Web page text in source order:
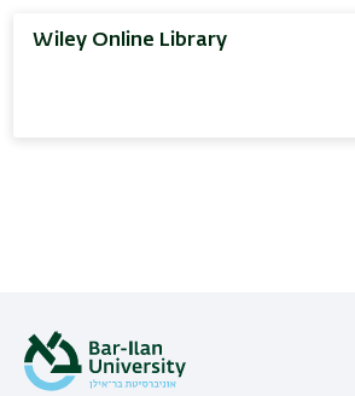
Wiley Online Library